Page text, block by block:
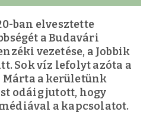
ban elvesztette
a Budavári
vezetése, a Jobbik
Sok víz lefolyt azóta a
Márta a kerületünk
odáig jutott, hogy
a kapcsolatot.